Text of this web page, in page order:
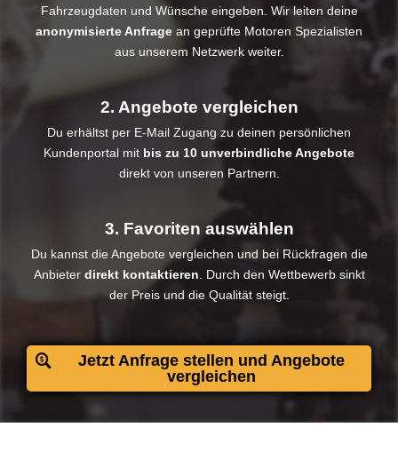
Fahrzeugdaten und Wünsche eingeben. Wir leiten deine
anonymisierte Anfrage an geprüfte Motoren Spezialisten
aus unserem Netzwerk weiter.
2. Angebote vergleichen
Du erhältst per E-Mail Zugang zu deinen persönlichen
Kundenportal mit bis zu 10 unverbindliche Angebote
direkt von unseren Partnern.
3. Favoriten auswählen
Du kannst die Angebote vergleichen und bei Rückfragen die
Anbieter direkt kontaktieren . Durch den Wettbewerb sinkt
der Preis und die Qualität steigt.​
Jetzt Anfrage stellen und Angebote
vergleichen